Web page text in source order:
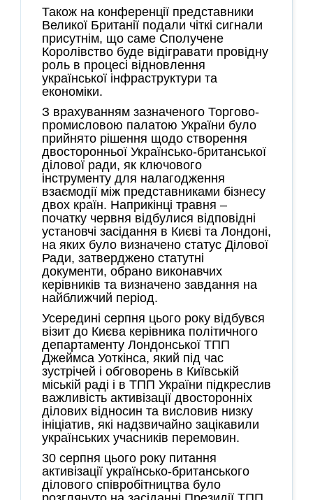
Також на конференції представники
Великої Британії подали чіткі сигнали
присутнім, що саме Сполучене
Королівство буде відігравати провідну
роль в процесі відновлення
української інфраструктури та
економіки.
З врахуванням зазначеного Торгово-
промисловою палатою України було
прийнято рішення щодо створення
двосторонньої Українсько-британської
ділової ради, як ключового
інструменту для налагодження
взаємодії між представниками бізнесу
двох країн. Наприкінці травня –
початку червня відбулися відповідні
установчі засідання в Києві та Лондоні,
на яких було визначено статус Ділової
Ради, затверджено статутні
документи, обрано виконавчих
керівників та визначено завдання на
найближчий період.
Усередині серпня цього року відбувся
візит до Києва керівника політичного
департаменту Лондонської ТПП
Джеймса Уоткінса, який під час
зустрічей і обговорень в Київській
міській раді і в ТПП України підкреслив
важливість активізації двосторонніх
ділових відносин та висловив низку
ініціатив, які надзвичайно зацікавили
українських учасників перемовин.
30 серпня цього року питання
активізації українсько-британського
ділового співробітництва було